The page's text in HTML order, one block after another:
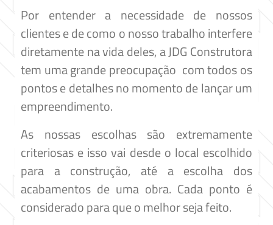
Por entender a necessidade de nossos
clientes e de como o nosso trabalho interfere
diretamente na vida deles, a JDG Construtora
tem uma grande preocupação com todos os
pontos e detalhes no momento de lançar um
empreendimento.
As nossas escolhas são extremamente
criteriosas e isso vai desde o local escolhido
para a construção, até a escolha dos
acabamentos de uma obra. Cada ponto é
considerado para que o melhor seja feito.